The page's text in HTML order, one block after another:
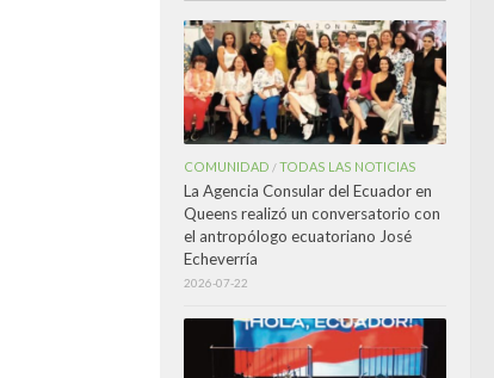
COMUNIDAD /TODAS LAS NOTICIAS
La Agencia Consular del Ecuador en
Queens realizó un conversatorio con
el antropólogo ecuatoriano José
Echeverría
2026-07-22